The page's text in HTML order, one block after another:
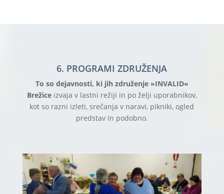
6. PROGRAMI ZDRUŽENJA
To so dejavnosti, ki jih združenje »INVALID«
Brežiceizvaja v lastni režiji in po želji uporabnikov,
kot so razni izleti, srečanja v naravi, pikniki, ogled
predstav in podobno.